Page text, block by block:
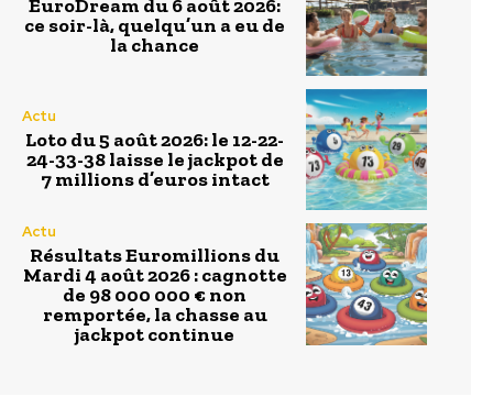
EuroDream du 6 août 2026:
ce soir-là, quelqu’un a eu de
la chance
Actu
Loto du 5 août 2026: le 12-22-
24-33-38 laisse le jackpot de
7 millions d’euros intact
Actu
Résultats Euromillions du
Mardi 4 août 2026 : cagnotte
de 98 000 000 € non
remportée, la chasse au
jackpot continue